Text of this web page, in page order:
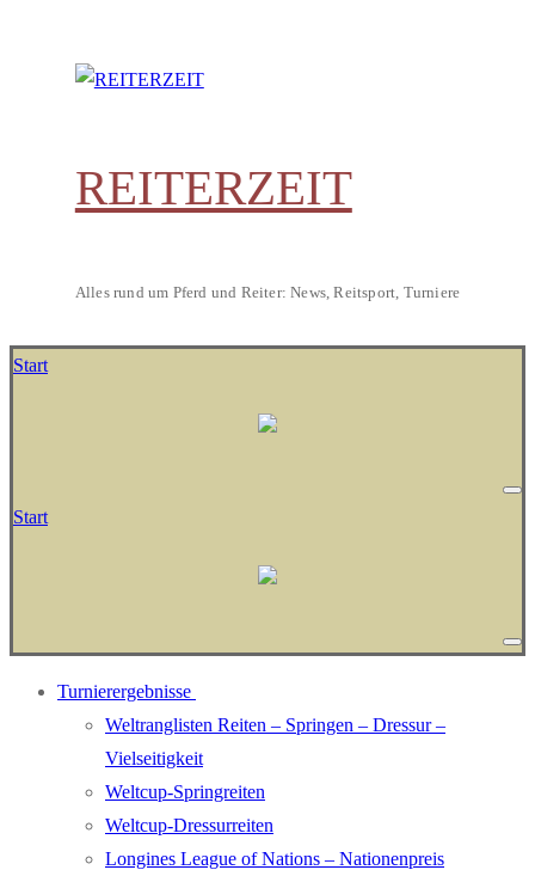
REITERZEIT
Alles rund um Pferd und Reiter: News, Reitsport, Turniere
Start
Start
Turnierergebnisse
Weltranglisten Reiten – Springen – Dressur –
Vielseitigkeit
Weltcup-Springreiten
Weltcup-Dressurreiten
Longines League of Nations – Nationenpreis